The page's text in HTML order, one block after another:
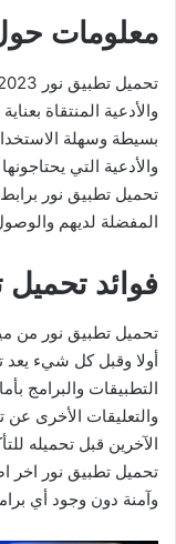
معلومات حول
والأدعية المنتقاة
بسيطة وسهلة
والأدعية التي
تحميل تطبيق نور
المفضلة لديهم
فوائد تحميل
تحميل تطبيق نور من
أولا وقبل كل شيء يعد
التطبيقات والبرامج
والتعليقات الأخرى
الآخرين قبل تحميله
تحميل تطبيق نور
وآمنة دون وجود أي